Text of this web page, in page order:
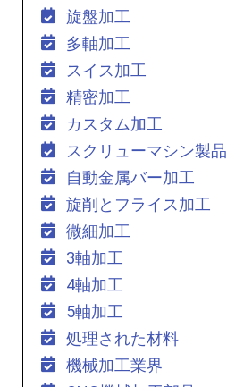
旋盤加工
多軸加工
スイス加工
精密加工
カスタム加工
スクリューマシン製品
自動金属バー加工
旋削とフライス加工
微細加工
3軸加工
4軸加工
5軸加工
処理された材料
機械加工業界